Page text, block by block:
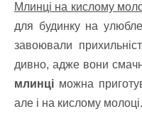
Млинці на кислому
для будинку на
завоювали
дивно, адже вони
млинці можна
але і на кислому молоці.